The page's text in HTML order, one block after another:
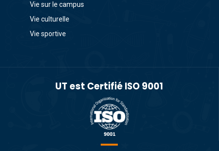
Vie sur le campus
Vie culturelle
Vie sportive
UT est Certifié ISO 9001